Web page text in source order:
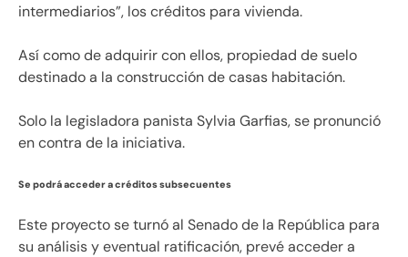
intermediarios”, los créditos para vivienda.
Así como de adquirir con ellos, propiedad de suelo
destinado a la construcción de casas habitación.
Solo la legisladora panista Sylvia Garfias, se pronunció
en contra de la iniciativa.
Se podrá acceder a créditos subsecuentes
Este proyecto se turnó al Senado de la República para
su análisis y eventual ratificación, prevé acceder a